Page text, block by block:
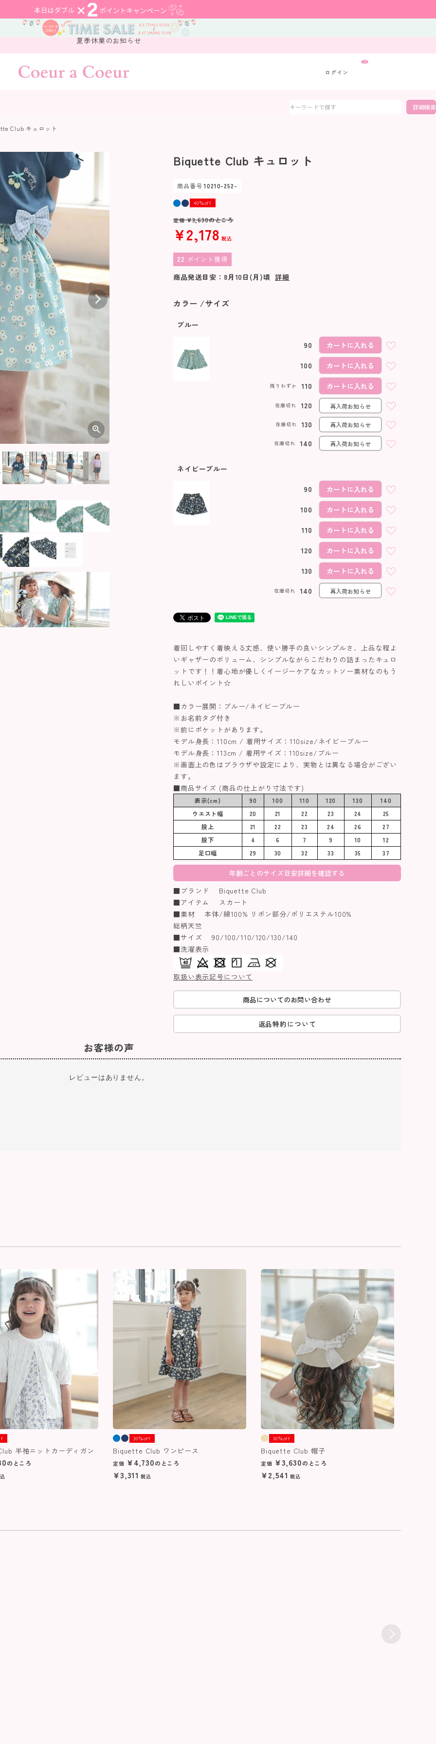
夏季休業のお知らせ
0
詳細検索
Club キュロット
Biquette Club キュロット
商品番号 10210-252-
40％off
定価 ¥3,630のところ
¥2,178 税込
22 ポイント獲得
商品発送目安： 8月10日(月)頃 詳細
カラー サイズ
ブルー
90 カートに入れる
100 カートに入れる
110
残りわずか カートに入れる
120
在庫切れ 再入荷お知らせ
130
在庫切れ 再入荷お知らせ
140
在庫切れ 再入荷お知らせ
ネイビーブルー
90 カートに入れる
100 カートに入れる
110 カートに入れる
120 カートに入れる
130 カートに入れる
140
在庫切れ 再入荷お知らせ
着回しやすく着映える丈感、使い勝手の良いシンプルさ、上品な程よ
いギャザーのボリューム、シンプルながらこだわりの詰まったキュロ
ットです！！着心地が優しくイージーケアなカットソー素材なのもう
れしいポイント☆
■カラー展開：ブルー/ネイビーブルー
※お名前タグ付き
※前にポケットがあります。
モデル身長：110cm / 着用サイズ：110size/ネイビーブルー
モデル身長：113cm / 着用サイズ：110size/ブルー
※画面上の色はブラウザや設定により、実物とは異なる場合がござい
ます。
■商品サイズ (商品の仕上がり寸法です)
表示(cm) 90 100 110 120 130
140
ウエスト幅
20 21 22 23 24
25
股上
21 22 23 24 26
27
股下
4 6 7 9 10
12
足口幅
29 30 32 33 35 37
年齢ごとのサイズ目安詳細を確認する
■ブランド Biquette Club
■アイテム スカート
■素材 本体/綿100% リボン部分/ポリエステル100%
総柄天竺
■サイズ 90/100/110/120/130/140
■洗濯表示
取扱い表示記号について
商品についてのお問い合わせ
返品特約について
お客様の声
レビューはありません。
半袖ニットカーディガン
のところ
30％off
Biquette Club ワンピース
定価 ¥4,730のところ
¥3,311 税込
30％off
Biquette Club 帽子
定価 ¥3,630のところ
¥2,541 税込